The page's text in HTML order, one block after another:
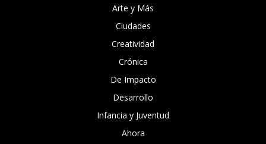
Arte y Más
Ciudades
Creatividad
Crónica
De Impacto
Desarrollo
Infancia y Juventud
Ahora